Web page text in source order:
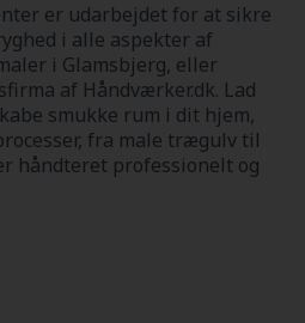
er udarbejdet for at sikre
i alle aspekter af
i Glamsbjerg, eller
af Håndværker.dk. Lad
smukke rum i dit hjem,
fra male trægulv til
håndteret professionelt og